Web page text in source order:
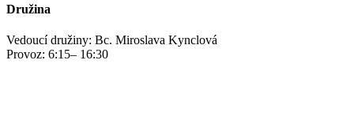
Družina
Vedoucí družiny: Bc. Miroslava Kynclová
Provoz: 6:15– 16:30